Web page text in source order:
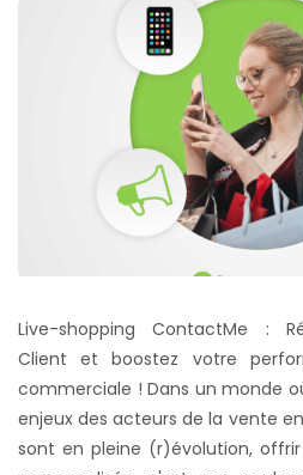
Live-shopping ContactMe :
Client et boostez votre
commerciale ! Dans un monde
enjeux des acteurs de la vente
sont en pleine (r)évolution,